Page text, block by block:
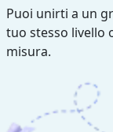
Puoi unirti a un
tuo stesso livello
misura.